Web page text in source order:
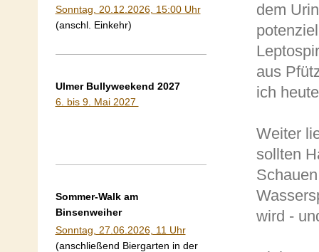
dem
aus
ich
Weiter
sollten
wird -
Sonntag, 20.12.2026, 15:00 Uhr
(anschl. Einkehr)
Ulmer Bullyweekend 2027
6. bis 9. Mai 2027
Sommer-Walk am
Binsenweiher
Sonntag, 27.06.2026, 11 Uhr
(anschließend Biergarten in der